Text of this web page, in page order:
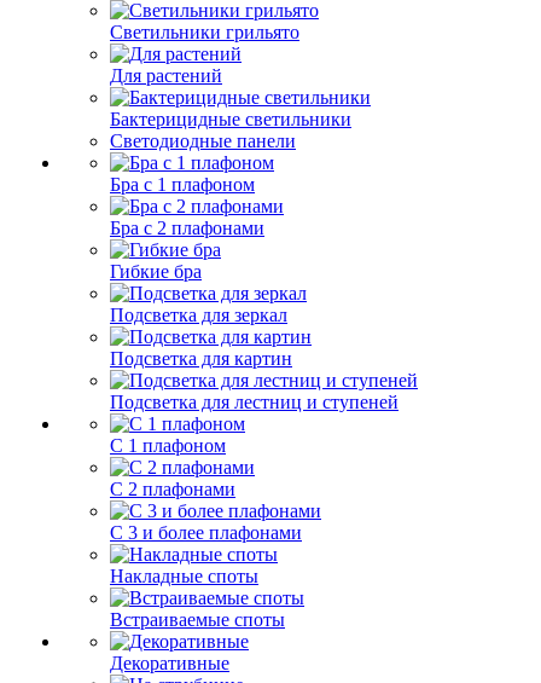
Светильники грильято
Для растений
Бактерицидные светильники
Светодиодные панели
Бра с 1 плафоном
Бра с 2 плафонами
Гибкие бра
Подсветка для зеркал
Подсветка для картин
Подсветка для лестниц и ступеней
С 1 плафоном
С 2 плафонами
С 3 и более плафонами
Накладные споты
Встраиваемые споты
Декоративные